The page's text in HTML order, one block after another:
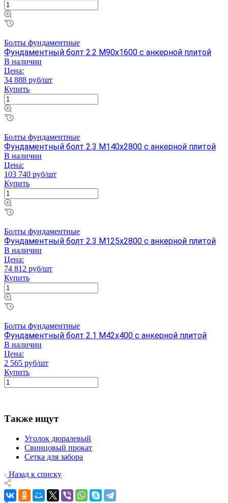
Болты фундаментные
Фундаментный болт 2.2 М90х1600 с анкерной плитой
В наличии
Цена:
34 888 руб/шт
Купить
Болты фундаментные
Фундаментный болт 2.3 М140х2800 с анкерной плитой
В наличии
Цена:
103 740 руб/шт
Купить
Болты фундаментные
Фундаментный болт 2.3 М125х2800 с анкерной плитой
В наличии
Цена:
74 812 руб/шт
Купить
Болты фундаментные
Фундаментный болт 2.1 М42х400 с анкерной плитой
В наличии
Цена:
2 565 руб/шт
Купить
Также ищут
Уголок дюралевый
Свинцовый прокат
Сетка для забора
Назад к списку